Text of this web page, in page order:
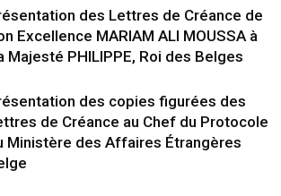
des Lettres de Créance de
Excellence MARIAM ALI MOUSSA à
Majesté PHILIPPE, Roi des Belges
des copies figurées des
de Créance au Chef du Protocole
Ministère des Affaires Étrangères